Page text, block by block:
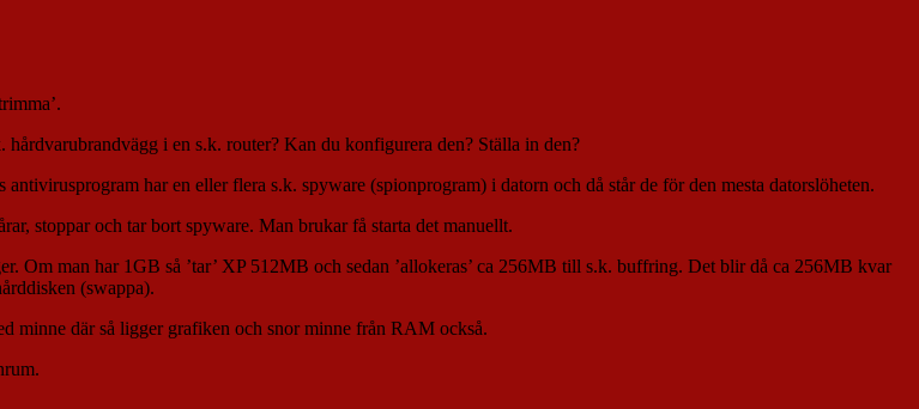
hårdvarubrandvägg i en s.k. router? Kan du konfigurera den? Ställa in den?
har en eller flera s.k. spyware (spionprogram) i datorn och då står de för den mesta datorslöheten.
stoppar och tar bort spyware. Man brukar få starta det manuellt.
Om man har 1GB så ’tar’ XP 512MB och sedan ’allokeras’ ca 256MB till s.k. buffring. Det blir då ca 256MB kvar
(swappa).
minne där så ligger grafiken och snor minne från RAM också.